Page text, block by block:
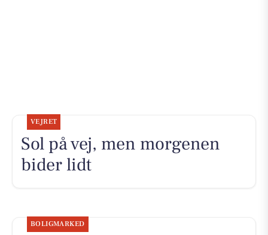
VEJRET
Sol på vej, men morgenen
bider lidt
BOLIGMARKED